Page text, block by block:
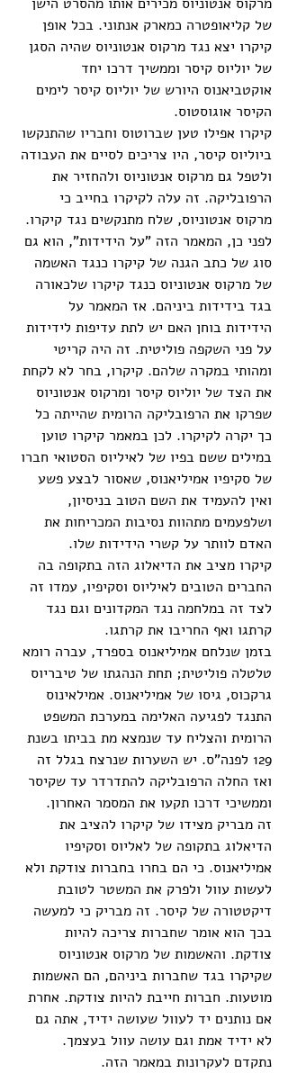
של קליאופטרה כמארק אנתוני. בכל אופן
קיקרו יצא נגד מרקוס אנטוניוס שהיה הסגן
של יוליוס קיסר וממשיך דרכו יחד
אוקטביאנוס היורש של יוליוס קיסר לימים
הקיסר אוגוסטוס.
קיקרו אפילו טען שברוטוס וחבריו שהתנקשו
ביוליוס קיסר, היו צריכים לסיים את העבודה
ולטפל גם מרקוס אנטוניוס ולהחזיר את
הרפובליקה. זה עלה לקיקרו בחייב כי
מרקוס אנטוניוס, שלח מתנקשים נגד קיקרו.
לפני כן, המאמר הזה "על הידידות", הוא גם
סוג של כתב הגנה של קיקרו כנגד האשמה
של מרקוס אנטוניוס כנגד קיקרו שלכאורה
בגד בידידות ביניהם. אז המאמר על
הידידות בוחן האם יש לתת עדיפות לידידות
על פני השקפה פוליטית. זה היה קריטי
ומהותי במקרה שלהם. קיקרו, בחר לא לקחת
את הצד של יוליוס קיסר ומרקוס אנטוניוס
שפרקו את הרפובליקה הרומית שהייתה כל
כך יקרה לקיקרו. לכן במאמר קיקרו טוען
במילים ששם בפיו של לאיליוס הסטואי חברו
של סקיפיו אמיליאנוס, שאסור לבצע פשע
ואין להעמיד את השם הטוב בניסיון,
ושלפעמים מתהוות נסיבות המכריחות את
האדם לוותר על קשרי הידידות שלו.
קיקרו מציב את הדיאלוג הזה בתקופה בה
החברים הטובים לאיליוס וסקיפיו, עמדו זה
לצד זה במלחמה נגד המקדונים וגם נגד
קרתגו ואף החריבו את קרתגו.
בזמן שנלחם אמיליאנוס בספרד, עברה רומא
טלטלה פוליטית; תחת הנהגתו של טיבריוס
גרקכוס, גיסו של אמיליאנוס. אמילאינוס
התנגד לפגיעה האלימה במערכת המשפט
הרומית והצליח עד שנמצא מת בביתו בשנת
129 לפנה"ס. יש השערות שנרצח בגלל זה
ואז החלה הרפובליקה להתדרדר עד שקיסר
וממשיכי דרכו תקעו את המסמר האחרון.
זה מבריק מצידו של קיקרו להציב את
הדיאלוג בתקופה של לאליוס וסקיפיו
אמיליאנוס. כי הם בחרו בחברות צודקת ולא
לעשות עוול ולפרק את המשטר לטובת
דיקטטורה של קיסר. זה מבריק כי למעשה
בכך הוא אומר שחברות צריכה להיות
צודקת. והאשמות של מרקוס אנטוניוס
שקיקרו בגד שחברות ביניהם, הם האשמות
מוטעות. חברות חייבת להיות צודקת. אחרת
אם נותנים יד לעוול שעושה ידיד, אתה גם
לא ידיד אמת וגם עושה עוול בעצמך.
נתקדם לעקרונות במאמר הזה.